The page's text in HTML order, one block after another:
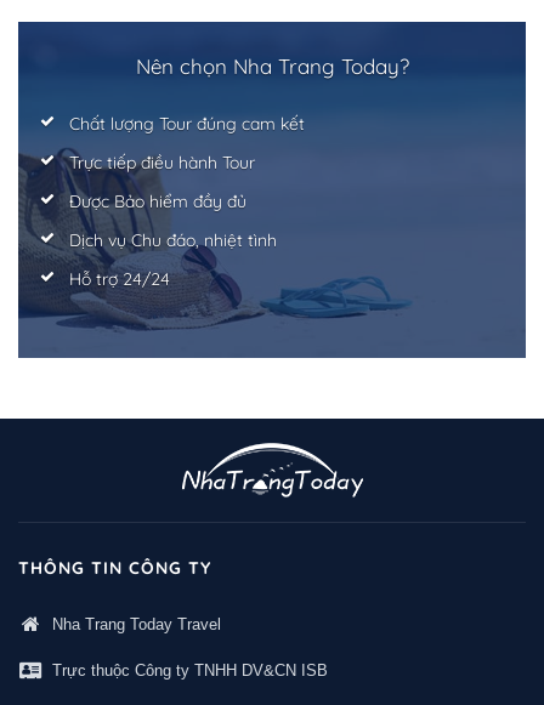
Trở về trang trước đó
Nên chọn Nha Trang Today?
Chất lượng Tour đúng cam kết
Trực tiếp điều hành Tour
Được Bảo hiểm đầy đủ
Dịch vụ Chu đáo, nhiệt tình
Hỗ trợ 24/24
THÔNG TIN CÔNG TY
Nha Trang Today Travel
Trực thuộc Công ty TNHH DV&CN ISB